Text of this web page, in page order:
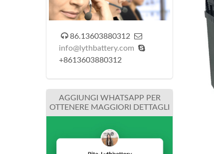
 86.13603880312 
info@lythbattery.com 
+8613603880312
AGGIUNGI WHATSAPP PER
OTTENERE MAGGIORI DETTAGLI